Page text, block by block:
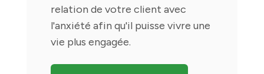
relation de votre client avec
l'anxiété afin qu'il puisse vivre une
vie plus engagée.